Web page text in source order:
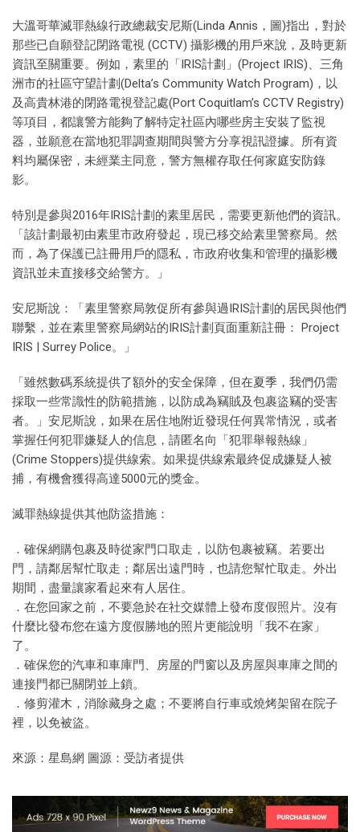
大溫哥華滅罪熱線行政總裁安尼斯(Linda Annis，圖)指出，對於
那些已自願登記閉路電視 (CCTV) 攝影機的用戶來說，及時更新
資訊至關重要。例如，素里的「IRIS計劃」(Project IRIS)、三角
洲市的社區守望計劃(Delta’s Community Watch Program)，以
及高貴林港的閉路電視登記處(Port Coquitlam’s CCTV Registry)
等項目，都讓警方能夠了解特定社區內哪些房主安裝了監視
器，並願意在當地犯罪調查期間與警方分享視訊證據。所有資
料均屬保密，未經業主同意，警方無權存取任何家庭安防錄
影。
特別是參與2016年IRIS計劃的素里居民，需要更新他們的資訊。
「該計劃最初由素里市政府發起，現已移交給素里警察局。然
而，為了保護已註冊用戶的隱私，市政府收集和管理的攝影機
資訊並未直接移交給警方。」
安尼斯說：「素里警察局敦促所有參與過IRIS計劃的居民與他們
聯繫，並在素里警察局網站的IRIS計劃頁面重新註冊： Project
IRIS | Surrey Police。」
「雖然數碼系統提供了額外的安全保障，但在夏季，我們仍需
採取一些常識性的防範措施，以防成為竊賊及包裹盜竊的受害
者。」安尼斯說，如果在居住地附近發現任何異常情況，或者
掌握任何犯罪嫌疑人的信息，請匿名向「犯罪舉報熱線」
(Crime Stoppers)提供線索。如果提供線索最終促成嫌疑人被
捕，有機會獲得高達5000元的獎金。
滅罪熱線提供其他防盜措施：
．確保網購包裹及時從家門口取走，以防包裹被竊。若要出
門，請鄰居幫忙取走；鄰居出遠門時，也請您幫忙取走。外出
期間，盡量讓家看起來有人居住。
．在您回家之前，不要急於在社交媒體上發布度假照片。沒有
什麼比發布您在遠方度假勝地的照片更能說明「我不在家」
了。
．確保您的汽車和車庫門、房屋的門窗以及房屋與車庫之間的
連接門都已關閉並上鎖。
．修剪灌木，消除藏身之處；不要將自行車或燒烤架留在院子
裡，以免被盜。
來源：星島網 圖源：受訪者提供